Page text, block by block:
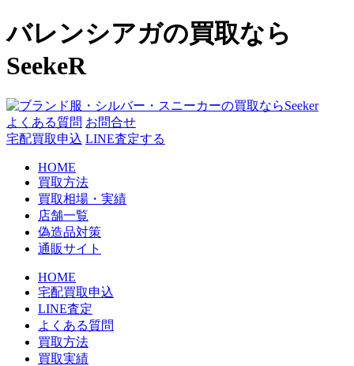
コ
ン
テ
ン
へ
ス
キ
バレンシアガの買取なら
SeekeR
よくある質問 お問合せ
宅配買取申込 LINE査定する
HOME
買取方法
買取相場・実績
店舗一覧
偽造品対策
通販サイト
HOME
宅配買取申込
LINE査定
よくある質問
買取方法
買取実績